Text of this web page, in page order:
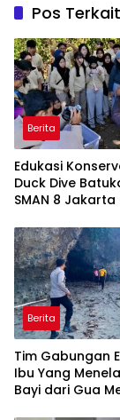
Pos Terkait
Berita
Edukasi
Duck Dive
SMAN 8
Karang
Berita
Tim Gabungan
Ibu Yang
Bayi dari Gua